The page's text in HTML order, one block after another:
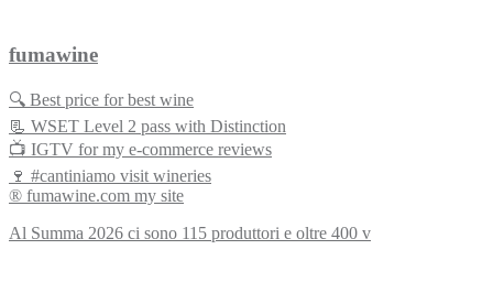
fumawine
🔍 Best price for best wine
📃 WSET Level 2 pass with Distinction
📺 IGTV for my e-commerce reviews
🍷 #cantiniamo visit wineries
® fumawine.com my site
Al Summa 2026 ci sono 115 produttori e oltre 400 v